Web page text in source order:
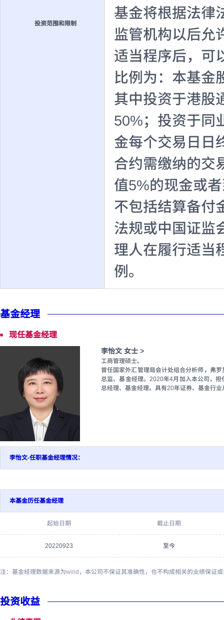
投资范围和限制
基金将根据法律
监管机构以后允
适当程序后，可
比例为：本基金
其中投资于港股
50%；投资于同
金每个交易日日
合约需缴纳的交
值5%的现金或
不包括结算备付
法规或中国证监
理人在履行适当
例。
基金经理
现任基金经理
李怡文 女士 >
工商管理硕士。
曾任国家外汇管理局会计处组合分析师，弗
总监、基金经理。2020年4月加入本公司，
总经理、基金经理。具有20年证券、基金行业
李怡文-任职基金经理情况：
本基金历任基金经理
起始日期 截止日期
20220923 至今
注：基金经理数据来源为wind，本公司不保证其准确性，也不构成相关的业绩保证
投资收益